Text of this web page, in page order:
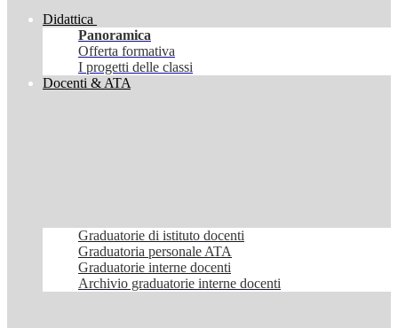
Didattica
Panoramica
Offerta formativa
I progetti delle classi
Docenti & ATA
Graduatorie di istituto docenti
Graduatoria personale ATA
Graduatorie interne docenti
Archivio graduatorie interne docenti